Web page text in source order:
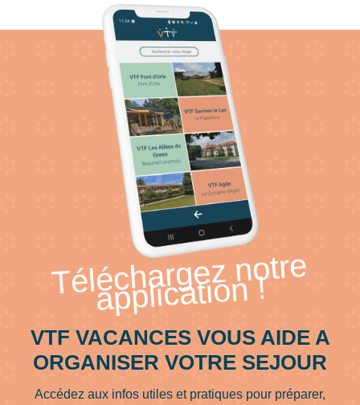
Téléchargez notre
application !
VTF VACANCES VOUS AIDE A
ORGANISER VOTRE SEJOUR
Accédez aux infos utiles et pratiques pour préparer,